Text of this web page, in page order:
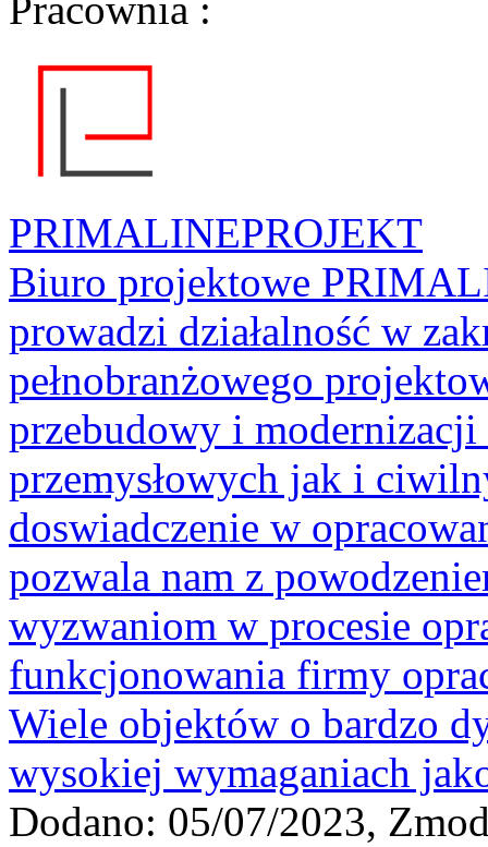
Pracownia :
PRIMALINEPROJEKT
Biuro projektowe
prowadzi działalność w
pełnobranżowego
przebudowy i
przemysłowych jak i
doswiadczenie w
pozwala nam z
wyzwaniom w procesie
funkcjonowania firmy
Wiele objektów o bardzo
wysokiej wymaganiach
Dodano: 05/07/2023,